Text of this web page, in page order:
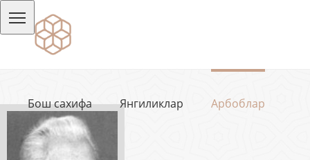
Бош сахифа Янгиликлар Арбоблар